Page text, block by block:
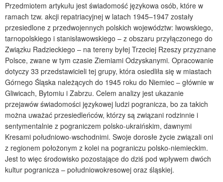
Przedmiotem artykułu jest świadomość językowa osób, które w
ramach tzw. akcji repatriacyjnej w latach 1945–1947 zostały
przesiedlone z przedwojennych polskich województw: lwowskiego,
tarnopolskiego i stanisławowskiego – z obszaru przyłączonego do
Związku Radzieckiego – na tereny byłej Trzeciej Rzeszy przyznane
Polsce, zwane w tym czasie Ziemiami Odzyskanymi. Opracowanie
dotyczy 33 przedstawicieli tej grupy, która osiedliła się w miastach
Górnego Śląska należących do 1945 roku do Niemiec – głównie w
Gliwicach, Bytomiu i Zabrzu. Celem analizy jest ukazanie
przejawów świadomości językowej ludzi pogranicza, bo za takich
można uważać przesiedleńców, którzy są związani rodzinnie i
sentymentalnie z pograniczem polsko-ukraińskim, dawnymi
Kresami południowo-wschodnimi. Swoje dorosłe życie związali oni
z regionem położonym z kolei na pograniczu polsko-niemieckim.
Jest to więc środowisko pozostające do dziś pod wpływem dwóch
kultur pogranicza – południowokresowej oraz śląskiej.